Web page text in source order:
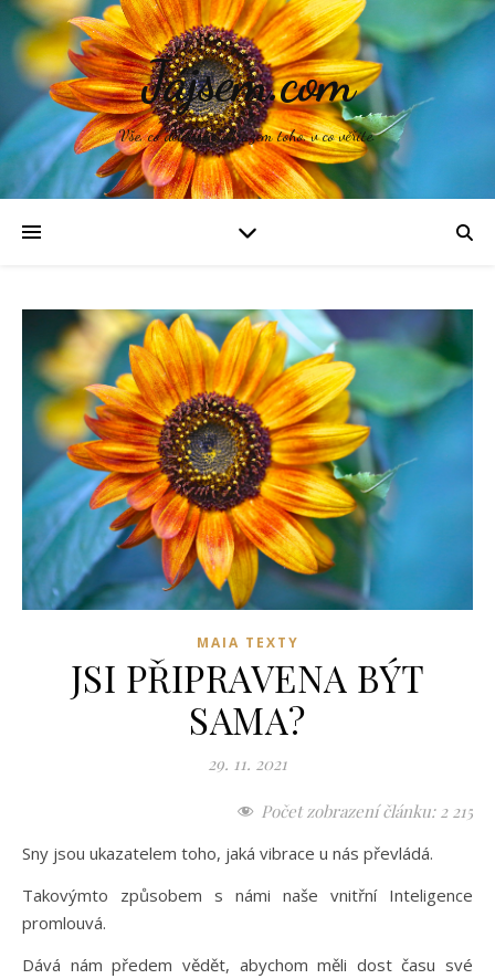
Jájsem.com
Vše, co děláte, je odrazem toho, v co věříte.
MAIA TEXTY
JSI PŘIPRAVENA BÝT
SAMA?
29. 11. 2021
Počet zobrazení článku: 2 215
Sny jsou ukazatelem toho, jaká vibrace u nás převládá.
Takovýmto způsobem s námi naše vnitřní Inteligence
promlouvá.
Dává nám předem vědět, abychom měli dost času své